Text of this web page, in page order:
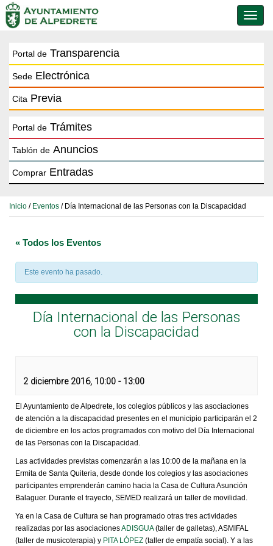
de
Portal de Transparencia
Sede Electrónica
Cita Previa
Portal de Trámites
Tablón de Anuncios
Comprar Entradas
Inicio / Eventos / Día Internacional de las Personas con la Discapacidad
« Todos los Eventos
Este evento ha pasado.
Día Internacional de las Personas
con la Discapacidad
2 diciembre 2016, 10:00 - 13:00
El Ayuntamiento de Alpedrete, los colegios públicos y las asociaciones
de atención a la discapacidad presentes en el municipio participarán el 2
de diciembre en los actos programados con motivo del Día Internacional
de las Personas con la Discapacidad.
Las actividades previstas comenzarán a las 10:00 de la mañana en la
Ermita de Santa Quiteria, desde donde los colegios y las asociaciones
participantes emprenderán camino hacia la Casa de Cultura Asunción
Balaguer. Durante el trayecto, SEMED realizará un taller de movilidad.
Ya en la Casa de Cultura se han programado otras tres actividades
realizadas por las asociacionesADISGUA(taller de galletas), ASMIFAL
(taller de musicoterapia) y PITA LÓPEZ (taller de empatía social). Y a las